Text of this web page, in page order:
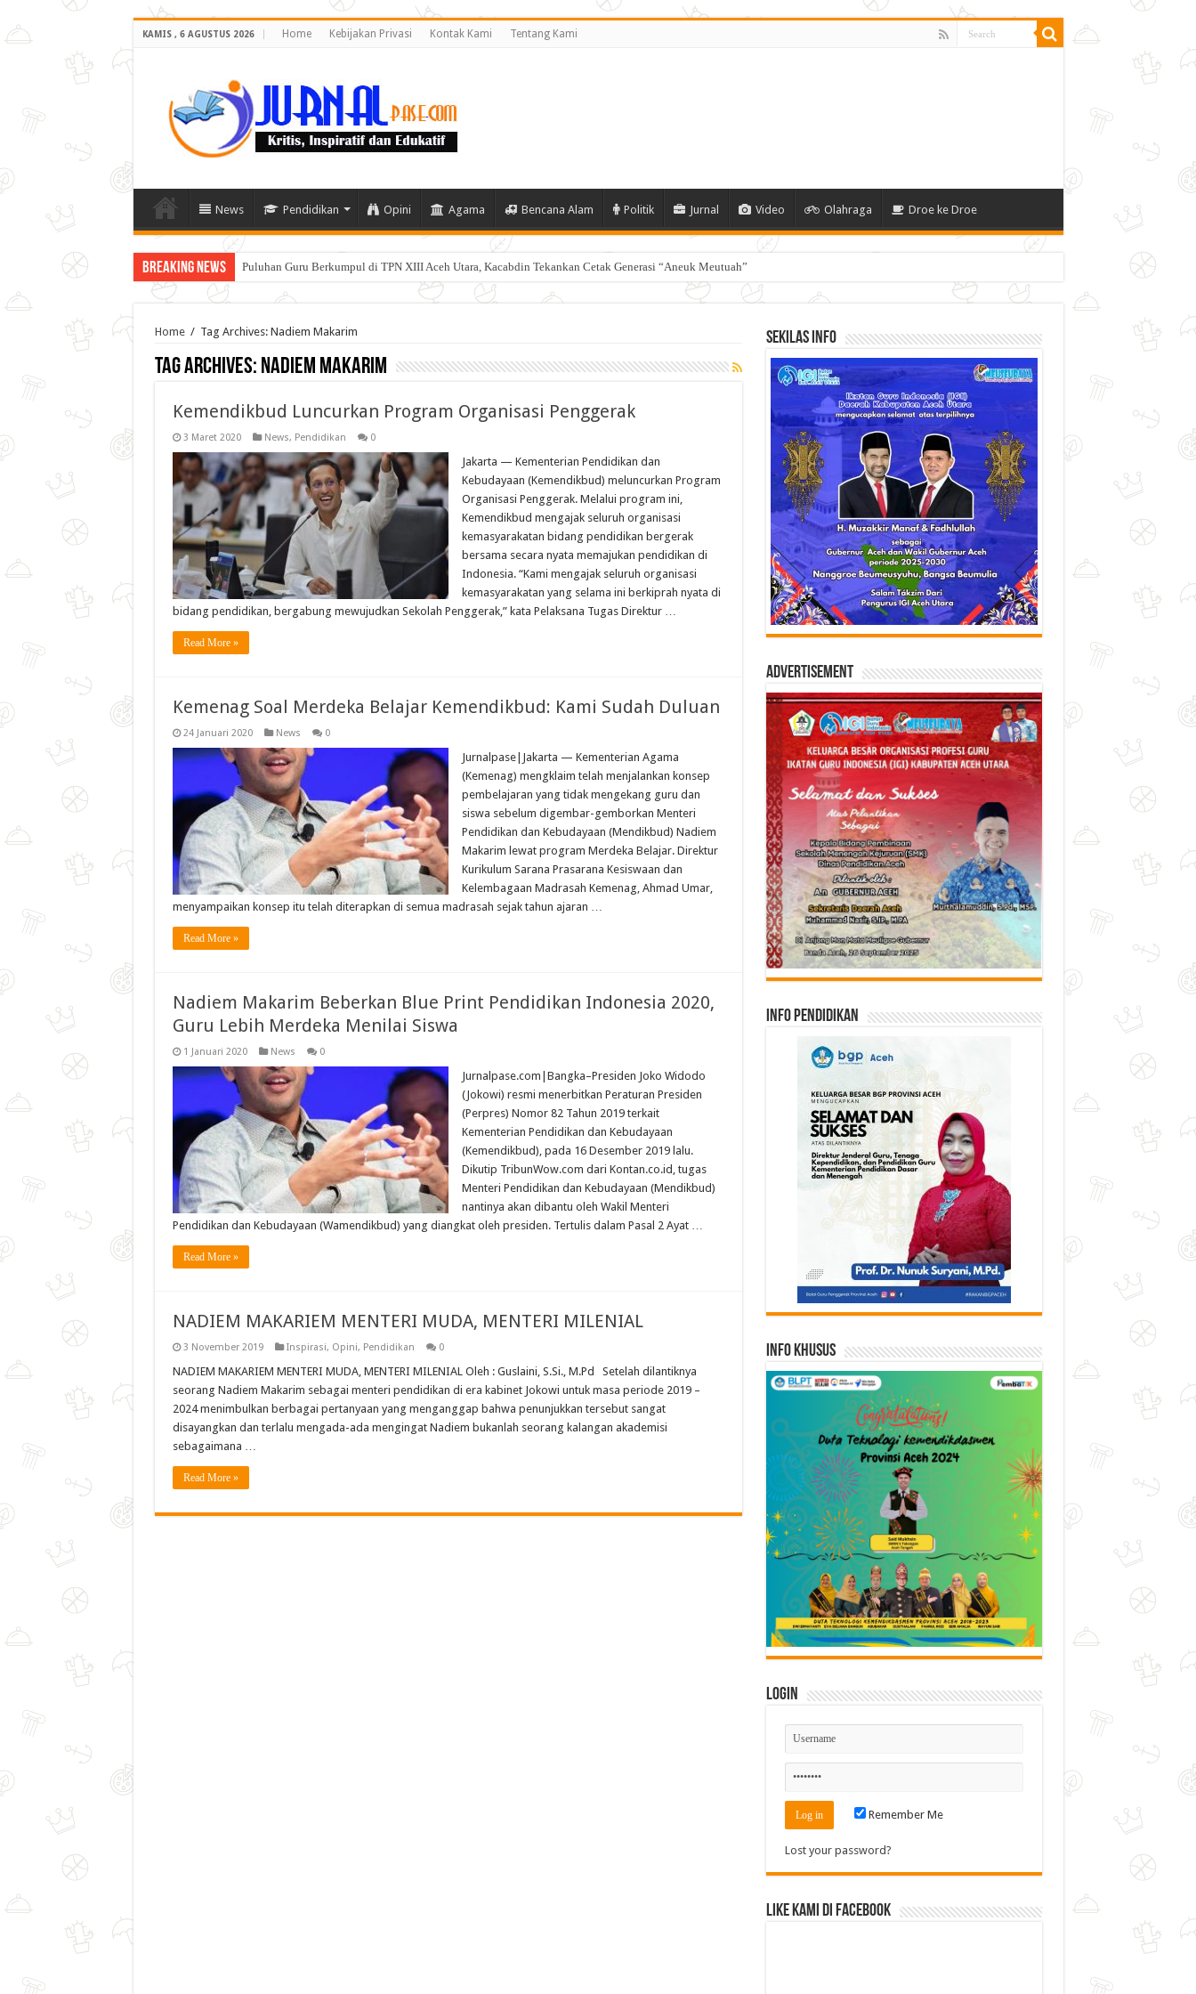
KAMIS , 6 AGUSTUS 2026 Home Kebijakan Privasi Kontak Kami Tentang Kami
News Pendidikan Opini Agama Bencana Alam Politik Jurnal Video Olahraga Droe ke Droe
Breaking News Puluhan Guru Berkumpul di TPN XIII Aceh Utara, Kacabdin Tekankan Cetak Generasi “Aneuk Meutuah”
Home / Tag Archives: Nadiem Makarim
Tag Archives: Nadiem Makarim
Kemendikbud Luncurkan Program Organisasi Penggerak
3 Maret 2020 News, Pendidikan 0
Jakarta — Kementerian Pendidikan dan
Kebudayaan (Kemendikbud) meluncurkan Program
Organisasi Penggerak. Melalui program ini,
Kemendikbud mengajak seluruh organisasi
kemasyarakatan bidang pendidikan bergerak
bersama secara nyata memajukan pendidikan di
Indonesia. “Kami mengajak seluruh organisasi
kemasyarakatan yang selama ini berkiprah nyata di
bidang pendidikan, bergabung mewujudkan Sekolah Penggerak,” kata Pelaksana Tugas Direktur …
Read More »
Kemenag Soal Merdeka Belajar Kemendikbud: Kami Sudah Duluan
24 Januari 2020 News 0
Jurnalpase|Jakarta — Kementerian Agama
(Kemenag) mengklaim telah menjalankan konsep
pembelajaran yang tidak mengekang guru dan
siswa sebelum digembar-gemborkan Menteri
Pendidikan dan Kebudayaan (Mendikbud) Nadiem
Makarim lewat program Merdeka Belajar. Direktur
Kurikulum Sarana Prasarana Kesiswaan dan
Kelembagaan Madrasah Kemenag, Ahmad Umar,
menyampaikan konsep itu telah diterapkan di semua madrasah sejak tahun ajaran …
Read More »
Nadiem Makarim Beberkan Blue Print Pendidikan Indonesia 2020,
Guru Lebih Merdeka Menilai Siswa
1 Januari 2020 News 0
Jurnalpase.com|Bangka–Presiden Joko Widodo
(Jokowi) resmi menerbitkan Peraturan Presiden
(Perpres) Nomor 82 Tahun 2019 terkait
Kementerian Pendidikan dan Kebudayaan
(Kemendikbud), pada 16 Desember 2019 lalu.
Dikutip TribunWow.com dari Kontan.co.id, tugas
Menteri Pendidikan dan Kebudayaan (Mendikbud)
nantinya akan dibantu oleh Wakil Menteri
Pendidikan dan Kebudayaan (Wamendikbud) yang diangkat oleh presiden. Tertulis dalam Pasal 2 Ayat …
Read More »
NADIEM MAKARIEM MENTERI MUDA, MENTERI MILENIAL
3 November 2019 Inspirasi, Opini, Pendidikan 0
NADIEM MAKARIEM MENTERI MUDA, MENTERI MILENIAL Oleh : Guslaini, S.Si., M.Pd Setelah dilantiknya
seorang Nadiem Makarim sebagai menteri pendidikan di era kabinet Jokowi untuk masa periode 2019 –
2024 menimbulkan berbagai pertanyaan yang menganggap bahwa penunjukkan tersebut sangat
disayangkan dan terlalu mengada-ada mengingat Nadiem bukanlah seorang kalangan akademisi
sebagaimana …
Read More »
Sekilas Info
Advertisement
Info Pendidikan
Info Khusus
Login
Remember Me
Lost your password?
Like Kami di Facebook